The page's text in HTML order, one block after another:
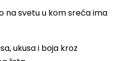
na svetu u kom sreća ima
ukusa i boja kroz